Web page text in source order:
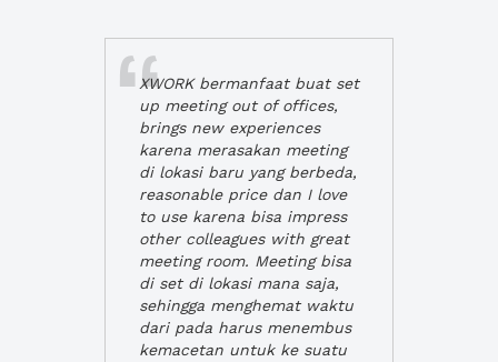
XWORK bermanfaat buat set
up meeting out of offices,
brings new experiences
karena merasakan meeting
di lokasi baru yang berbeda,
reasonable price dan I love
to use karena bisa impress
other colleagues with great
meeting room. Meeting bisa
di set di lokasi mana saja,
sehingga menghemat waktu
dari pada harus menembus
kemacetan untuk ke suatu